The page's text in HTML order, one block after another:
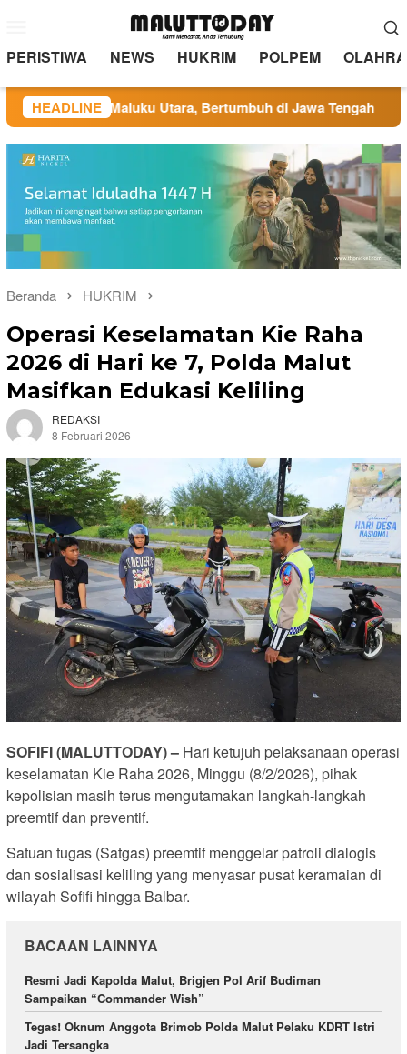
kontenMobile
PERISTIWA NEWS HUKRIM POLPEM
HEADLINE
di Maluku Utara, Bertumbuh di Jawa Tengah
Beranda HUKRIM
Operasi Keselamatan Kie Raha
2026 di Hari ke 7, Polda Malut
Masifkan Edukasi Keliling
REDAKSI
8 Februari 2026
SOFIFI (MALUTTODAY) – Hari ketujuh pelaksanaan operasi
keselamatan Kie Raha 2026, Minggu (8/2/2026), pihak
kepolisian masih terus mengutamakan langkah-langkah
preemtif dan preventif.
Satuan tugas (Satgas) preemtif menggelar patroli dialogis
dan sosialisasi keliling yang menyasar pusat keramaian di
wilayah Sofifi hingga Balbar.
BACAAN LAINNYA
Resmi Jadi Kapolda Malut, Brigjen Pol Arif Budiman
Sampaikan “Commander Wish”
Tegas! Oknum Anggota Brimob Polda Malut Pelaku KDRT Istri
Jadi Tersangka